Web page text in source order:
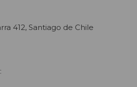
412, Santiago de Chile